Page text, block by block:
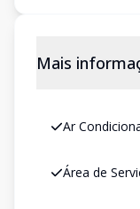
Mais
Ar
Área de